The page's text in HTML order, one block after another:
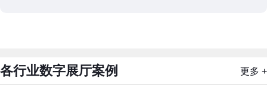
各行业数字展厅案例 更多 +